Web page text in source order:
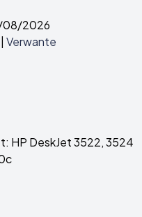
08/2026
Verwante
HP DeskJet 3522, 3524